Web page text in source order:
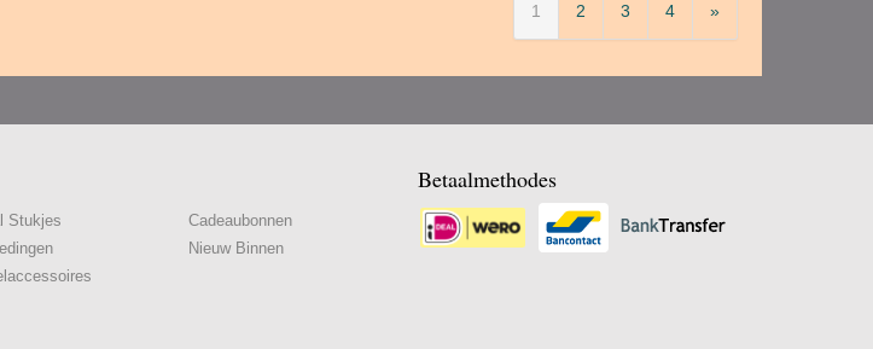
1 2 3 4 »
Stukjes
Cadeaubonnen
Nieuw Binnen
Betaalmethodes